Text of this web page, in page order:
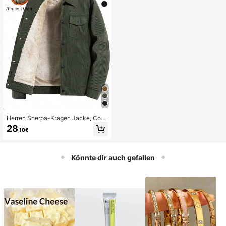
Herren Sherpa-Kragen Jacke, Cord
-Steppmantel, verstärkter Arbeitsm
antel, Herbst/Winter Sport
28 ,10€
Könnte dir auch gefallen